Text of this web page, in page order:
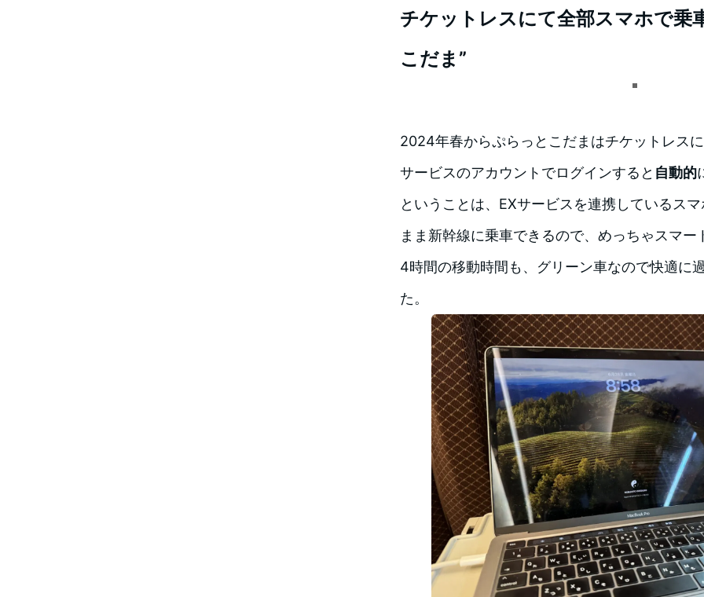
チケットレスにて全部スマホで乗
こだま”
2024年春からぷらっとこだまはチケットレス
サービスのアカウントでログインすると 自動的
ということは、EXサービスを連携しているス
まま新幹線に乗車できるので、めっちゃスマー
4時間の移動時間も、グリーン車なので快適に
た。